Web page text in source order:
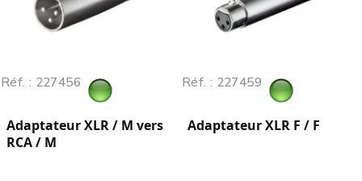
Réf. : 227456
Adaptateur XLR / M vers
RCA / M
Réf. : 227459
Adaptateur XLR F / F